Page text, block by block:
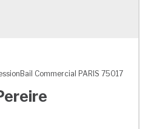
Commercial PARIS 75017